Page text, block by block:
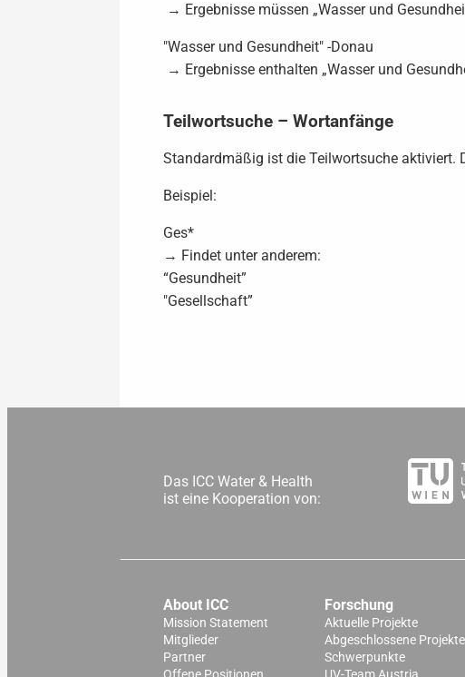
→ Ergebnisse müssen „Wasser und
"Wasser und Gesundheit" -Donau
→ Ergebnisse enthalten „Wasser und
Teilwortsuche – Wortanfänge
Standardmäßig ist die Teilwortsuche aktiviert.
Beispiel:
Ges*
→ Findet unter anderem:
“Gesundheit”
"Gesellschaft”
Das ICC Water & Health
ist eine Kooperation von:
About ICC
Mission Statement
Mitglieder
Partner
Forschung
Aktuelle Projekte
Abgeschlossene Projekte
Schwerpunkte